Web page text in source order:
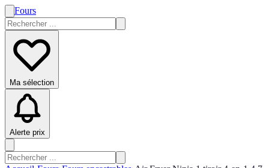
Fours
Ma sélection
Alerte prix